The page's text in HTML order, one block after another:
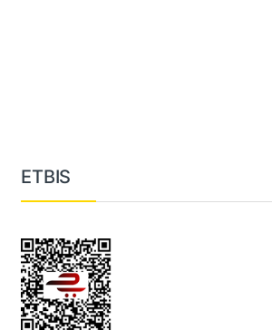
ETBIS